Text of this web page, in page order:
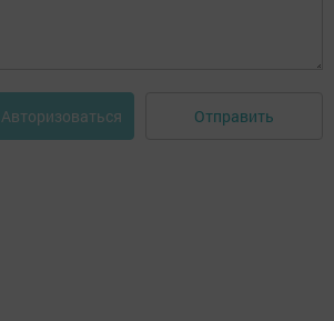
Авторизоваться Отправить